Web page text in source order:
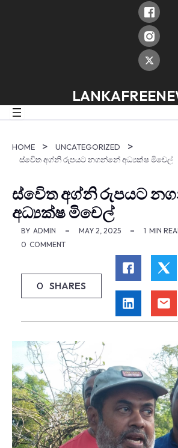
HOME
UNCATEGORIZED
ස්වෙිත අග්නි රුපයට නගන්නේ අධ්‍යක්ෂ මිචෙල්
ස්වෙිත අග්නි රුපයට
අධ්‍යක්ෂ මිචෙල්
BY ADMIN MAY 2, 2025 1 MIN
0 COMMENT
0 SHARES